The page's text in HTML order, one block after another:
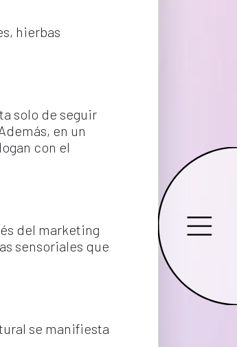
hierbas
solo de seguir
en un
con el
del marketing
sensoriales que
se manifiesta